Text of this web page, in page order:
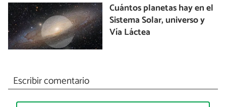
Cuántos planetas hay en el
Sistema Solar, universo y
Vía Láctea
Escribir comentario